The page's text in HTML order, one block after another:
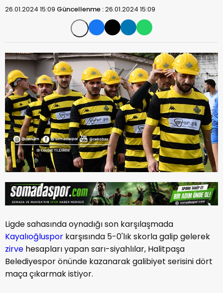
26.01.2024 15:09 Güncellenme :26.01.2024 15:09
Ligde sahasında oynadığı son karşılaşmada
Kayalıoğluspor karşısında 5-0'lık skorla galip gelerek
zirve hesapları yapan sarı-siyahlılar, Halitpaşa
Belediyespor önünde kazanarak galibiyet serisini dört
maça çıkarmak istiyor.